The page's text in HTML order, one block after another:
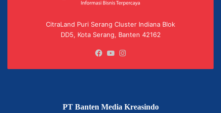
CitraLand Puri Serang Cluster Indiana Blok
DD5, Kota Serang, Banten 42162
Facebook
YouTube
PT Banten Media Kreasindo